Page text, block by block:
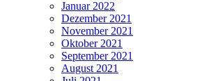
Januar 2022
Dezember 2021
November 2021
Oktober 2021
September 2021
August 2021